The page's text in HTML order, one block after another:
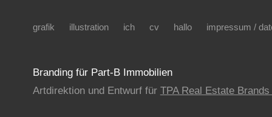
grafik illustration ich cv hallo impressum /
Branding für Part-B Immobilien
Artdirektion und Entwurf für TPA Real Estate Brands